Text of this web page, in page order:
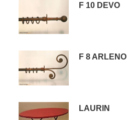
F 10 DEVO
F 8 ARLENO
LAURIN